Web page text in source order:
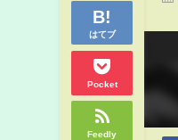
はてブ
Pocket
Feedly